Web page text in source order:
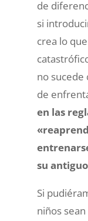
de
si
crea lo
no sucede
de
en las
su
Si
niños